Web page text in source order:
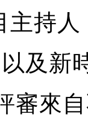
主持
及新
審來